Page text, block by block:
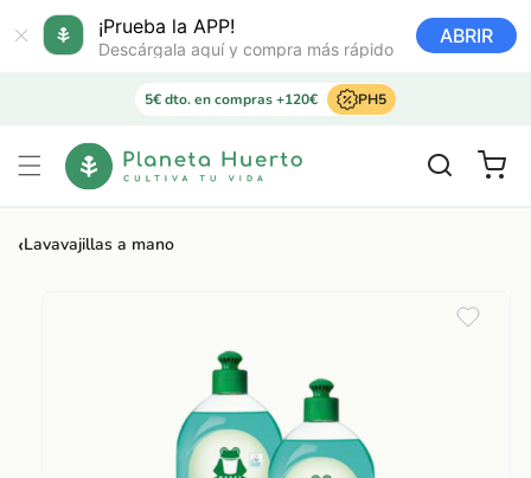
¡Prueba la APP!
Descárgala aquí y compra más rápido
ABRIR
directamente
al contenido
5€ dto. en compras +120€ PH5
Carrito
‹Lavavajillas a mano